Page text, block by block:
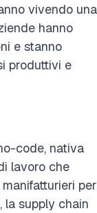
vivendo una
hanno
e stanno
produttivi e
code, nativa
lavoro che
per
supply chain